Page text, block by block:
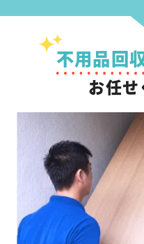
不用品回
お任せ